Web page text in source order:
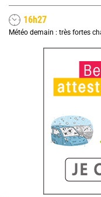
16h27